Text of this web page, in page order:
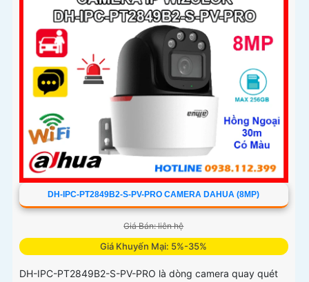
DH-IPC-PT2849B2-S-PV-PRO CAMERA DAHUA (8MP)
Giá Bán: liên hệ
Giá Khuyến Mại: 5%-35%
DH-IPC-PT2849B2-S-PV-PRO là dòng camera quay quét